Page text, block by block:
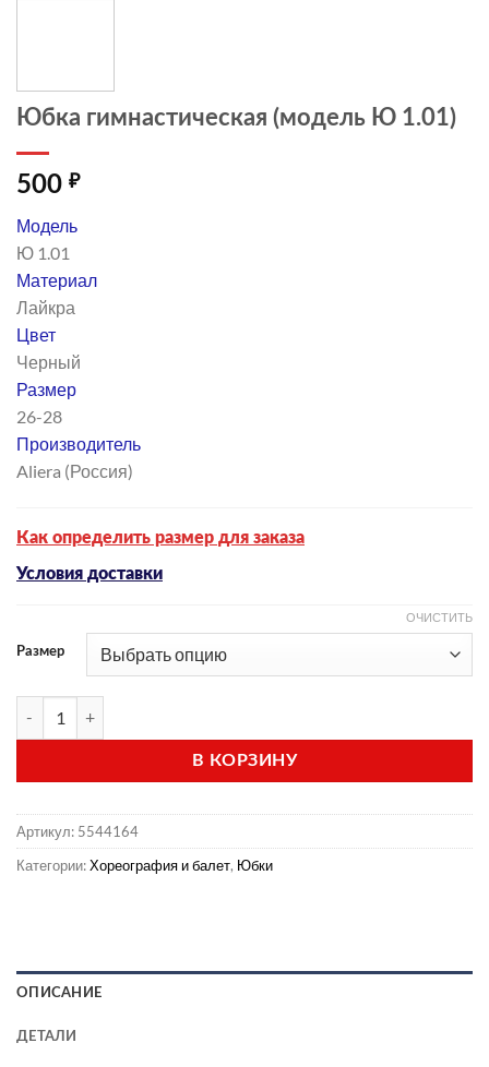
Юбка гимнастическая (модель Ю 1.01)
500 ₽
Модель
Ю 1.01
Материал
Лайкра
Цвет
Черный
Размер
26-28
Производитель
Aliera (Россия)
Как определить размер для заказа
Условия доставки
Размер
ОЧИСТИТЬ
В КОРЗИНУ
Артикул: 5544164
Категории:Хореография и балет, Юбки
ОПИСАНИЕ
ДЕТАЛИ